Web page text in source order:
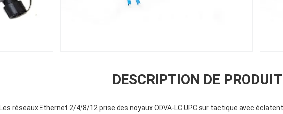
DESCRIPTION DE PRODUIT
Les réseaux Ethernet 2/4/8/12 prise des noyaux ODVA-LC UPC sur tactique avec éclatent